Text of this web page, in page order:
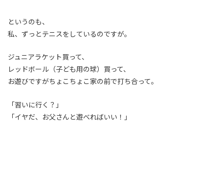
というのも、
私、ずっとテニスをしているのですが。
ジュニアラケット買って、
レッドボール（子ども用の球）買って、
お遊びですがちょこちょこ家の前で打ち合って。
「習いに行く？」
「イヤだ、お父さんと遊べればいい！」